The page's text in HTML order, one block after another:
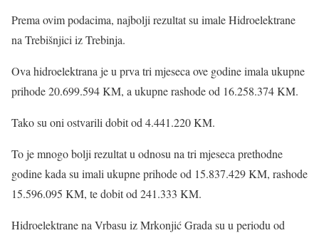
Prema ovim podacima, najbolji rezultat su imale Hidroelektrane
na Trebišnjici iz Trebinja.
Ova hidroelektrana je u prva tri mjeseca ove godine imala ukupne
prihode 20.699.594 KM, a ukupne rashode od 16.258.374 KM.
Tako su oni ostvarili dobit od 4.441.220 KM.
To je mnogo bolji rezultat u odnosu na tri mjeseca prethodne
godine kada su imali ukupne prihode od 15.837.429 KM, rashode
15.596.095 KM, te dobit od 241.333 KM.
Hidroelektrane na Vrbasu iz Mrkonjić Grada su u periodu od